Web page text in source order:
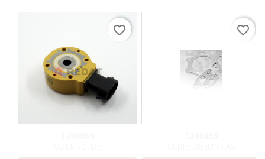
favorite_border favorite_border